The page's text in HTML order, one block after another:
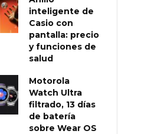
inteligente de
Casio con
pantalla: precio
y funciones de
salud
Motorola
Watch Ultra
filtrado, 13 días
de batería
sobre Wear OS